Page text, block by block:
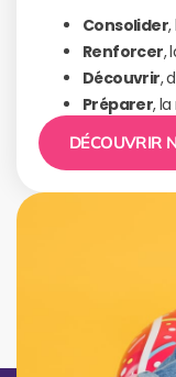
Consolider,
Renforcer,
Découvrir,
Préparer,
DÉCOUVRIR